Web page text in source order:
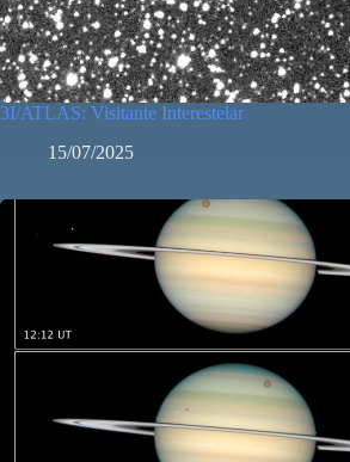
3I/ATLAS: Visitante Interestelar
15/07/2025